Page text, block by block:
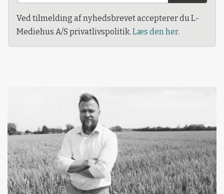
Ved tilmelding af nyhedsbrevet accepterer du L-
Mediehus A/S privatlivspolitik. Læs den her.